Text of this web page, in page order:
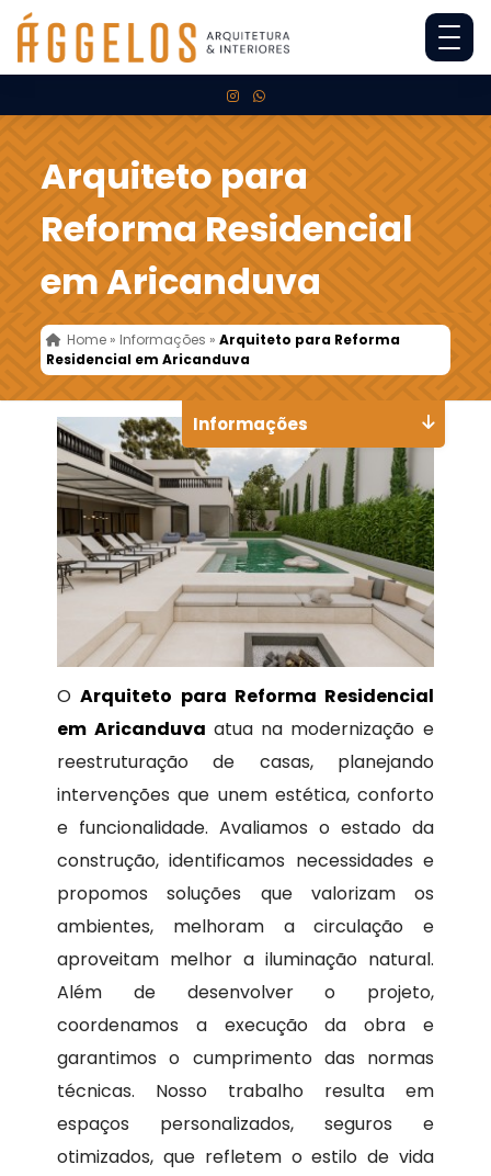
Arquiteto para
Reforma Residencial
em Aricanduva
Home » Informações »Arquiteto para Reforma
Residencial em Aricanduva
OArquiteto para Reforma Residencial
em Aricanduva atua na modernização e
reestruturação de casas, planejando
intervenções que unem estética, conforto
e funcionalidade. Avaliamos o estado da
construção, identificamos necessidades e
propomos soluções que valorizam os
ambientes, melhoram a circulação e
aproveitam melhor a iluminação natural.
Além de desenvolver o projeto,
coordenamos a execução da obra e
garantimos o cumprimento das normas
técnicas. Nosso trabalho resulta em
espaços personalizados, seguros e
otimizados, que refletem o estilo de vida
Informações